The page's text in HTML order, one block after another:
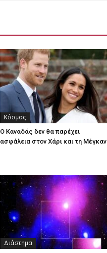
Κόσμος
Ο Καναδάς δεν θα παρέχει
ασφάλεια στον Χάρι και τη Μέγκαν
Διάστημα